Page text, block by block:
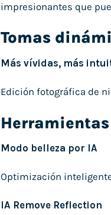
impresionantes que
Tomas
Más vívidas, más
Edición fotográfica de
Modo belleza por IA
Optimización
IA Remove Reflection